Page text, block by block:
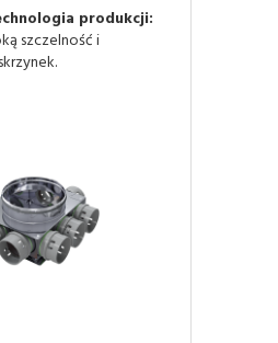
produkcji:
szczelność i